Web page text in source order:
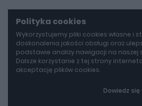
Polityka cookies
Wykorzystujemy pliki cookies własne i
doskonalenia jakości obsługi oraz
podstawie analizy nawigacji na naszej
Dalsze korzystanie z tej strony
akceptację plików cookies.
Dowiedz się